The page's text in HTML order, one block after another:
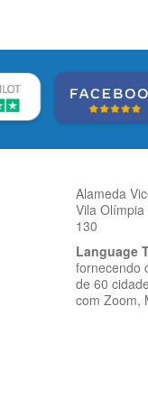
Alameda
Vila
130
Language
fornecendo
de 60
com Zoom,